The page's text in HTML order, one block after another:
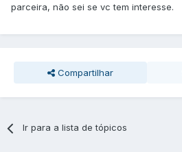
parceira, não sei se vc tem interesse.
Compartilhar
Ir para a lista de tópicos